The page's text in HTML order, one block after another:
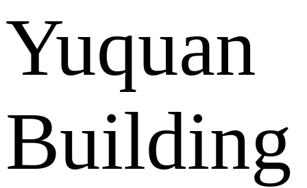
Yuquan
Building